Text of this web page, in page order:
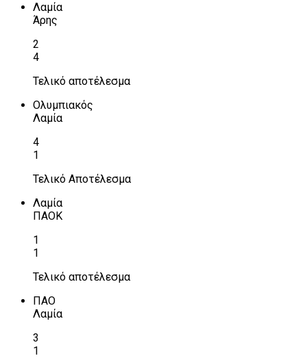
Λαμία
Άρης
2
4
Τελικό αποτέλεσμα
Ολυμπιακός
Λαμία
4
1
Τελικό Αποτέλεσμα
Λαμία
ΠΑΟΚ
1
1
Τελικό αποτέλεσμα
ΠΑΟ
Λαμία
3
1